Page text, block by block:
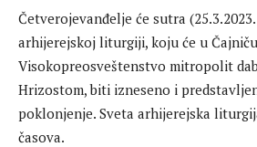
Četverojevanđelje će sutra
arhijerejskoj liturgiji, koju će u
Visokopreosveštenstvo mitropolit
Hrizostom, biti izneseno i
poklonjenje. Sveta arhijerejska
časova.